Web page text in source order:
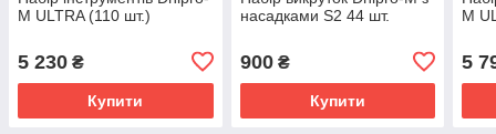
M ULTRA (110 шт.)
5 230 ₴
Купити
насадками S2 44 шт.
900₴
Купити
M
5